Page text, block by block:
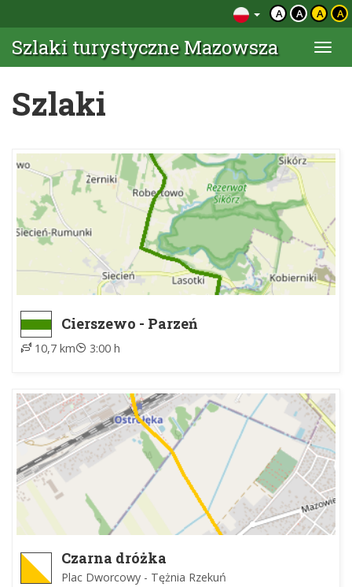
A A A A
Szlaki turystyczne Mazowsza
Szlaki
Cierszewo - Parzeń
10,7 km 3:00 h
Czarna dróżka
Plac Dworcowy - Tężnia Rzekuń